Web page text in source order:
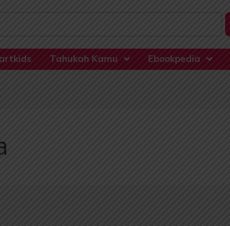
Tahukah Kamu Ebookpedia